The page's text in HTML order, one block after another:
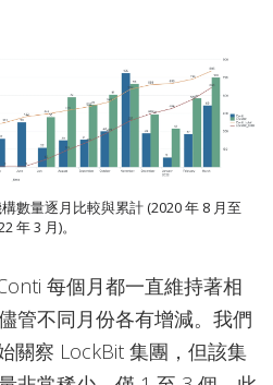
數量逐月比較與累計 (2020 年 8 月至
年 3 月)。
每個月都一直維持著相
管不同月份各有增減。我們
關察 LockBit 集團，但該集